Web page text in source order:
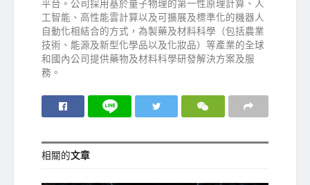
平台。公司採用基於量子物理的第一性原理計算、人
工智能、高性能雲計算以及可擴展及標準化的機器人
自動化相結合的方式，為製藥及材料科學（包括農業
技術、能源及新型化學品以及化妝品）等產業的全球
和國內公司提供藥物及材料科學研發解決方案及服
務。
相關的文章